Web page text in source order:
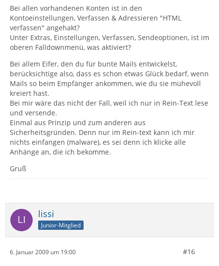
Bei allen vorhandenen Konten ist in den
Kontoeinstellungen, Verfassen & Adressieren "HTML
verfassen" angehakt?
Unter Extras, Einstellungen, Verfassen, Sendeoptionen, ist im
oberen Falldownmenü, was aktiviert?
Bei allem Eifer, den du für bunte Mails entwickelst,
berücksichtige also, dass es schon etwas Glück bedarf, wenn
Mails so beim Empfänger ankommen, wie du sie mühevoll
kreiert hast.
Bei mir wäre das nicht der Fall, weil ich nur in Rein-Text lese
und versende.
Einmal aus Prinzip und zum anderen aus
Sicherheitsgründen. Denn nur im Rein-text kann ich mir
nichts einfangen (malware), es sei denn ich klicke alle
Anhänge an, die ich bekomme.
Gruß
lissi
Junior-Mitglied
6. Januar 2009 um 19:00 #16